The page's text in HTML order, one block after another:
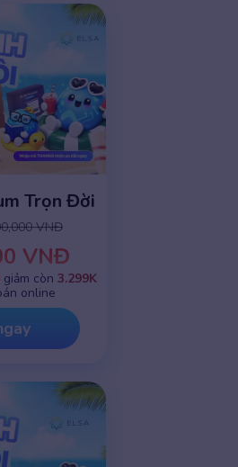
Trọn Đời
VNĐ
VNĐ
giảm còn 3.299K
online